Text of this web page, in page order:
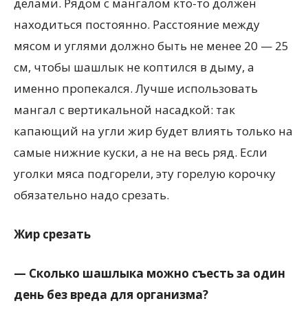
находиться постоянно. Расстояние между
мясом и углями должно быть не менее 20 — 25
см, чтобы шашлык не коптился в дыму, а
именно пропекался. Лучше использовать
мангал с вертикальной насадкой: так
капающий на угли жир будет влиять только на
самые нижние куски, а не на весь ряд. Если
уголки мяса подгорели, эту горелую корочку
обязательно надо срезать.
Жир срезать
— Сколько шашлыка можно съесть за один
день без вреда для организма?